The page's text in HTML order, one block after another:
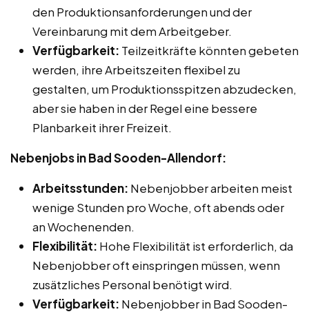
den Produktionsanforderungen und der
Vereinbarung mit dem Arbeitgeber.
Verfügbarkeit: Teilzeitkräfte könnten gebeten
werden, ihre Arbeitszeiten flexibel zu
gestalten, um Produktionsspitzen abzudecken,
aber sie haben in der Regel eine bessere
Planbarkeit ihrer Freizeit.
Nebenjobs in Bad Sooden-Allendorf:
Arbeitsstunden: Nebenjobber arbeiten meist
wenige Stunden pro Woche, oft abends oder
an Wochenenden.
Flexibilität: Hohe Flexibilität ist erforderlich, da
Nebenjobber oft einspringen müssen, wenn
zusätzliches Personal benötigt wird.
Verfügbarkeit: Nebenjobber in Bad Sooden-